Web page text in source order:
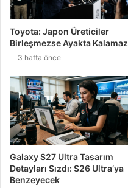
Toyota: Japon Üreticiler
Birleşmezse Ayakta Kalamaz
3 hafta önce
Galaxy S27 Ultra Tasarım
Detayları Sızdı: S26 Ultra’ya
Benzeyecek